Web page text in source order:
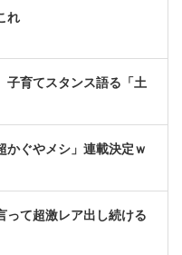
れ
子育てスタンス語る「土
かぐやメシ」連載決定ｗ
って超激レア出し続ける